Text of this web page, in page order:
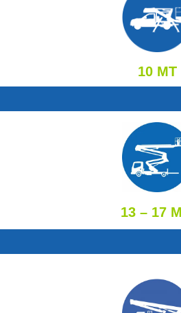
10 MT
13 – 17